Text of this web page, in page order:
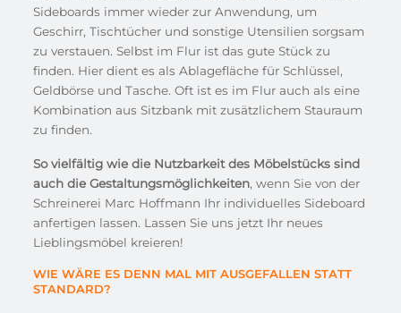
Sideboards immer wieder zur Anwendung, um
Geschirr, Tischtücher und sonstige Utensilien sorgsam
zu verstauen. Selbst im Flur ist das gute Stück zu
finden. Hier dient es als Ablagefläche für Schlüssel,
Geldbörse und Tasche. Oft ist es im Flur auch als eine
Kombination aus Sitzbank mit zusätzlichem Stauraum
zu finden.
So vielfältig wie die Nutzbarkeit des Möbelstücks sind
auch die Gestaltungsmöglichkeiten, wenn Sie von der
Schreinerei Marc Hoffmann Ihr individuelles Sideboard
anfertigen lassen. Lassen Sie uns jetzt Ihr neues
Lieblingsmöbel kreieren!
WIE WÄRE ES DENN MAL MIT AUSGEFALLEN STATT
STANDARD?